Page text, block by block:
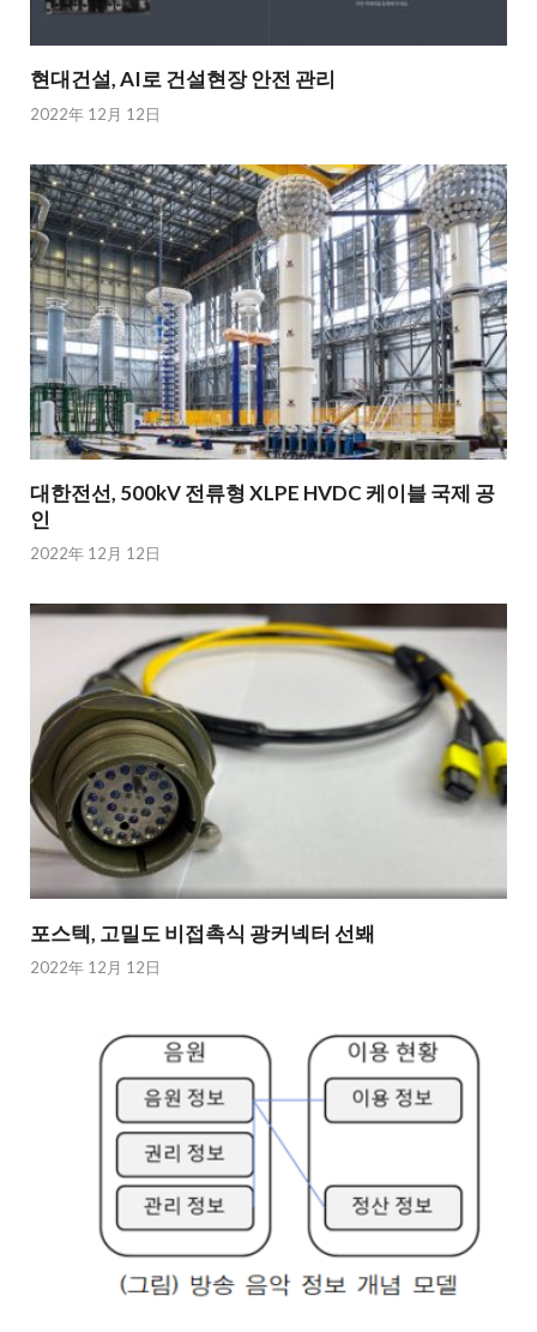
현대건설, AI로 건설현장 안전 관리
2022年 12月 12日
대한전선, 500kV 전류형 XLPE HVDC 케이블 국제 공
인
2022年 12月 12日
포스텍, 고밀도 비접촉식 광커넥터 선봬
2022年 12月 12日